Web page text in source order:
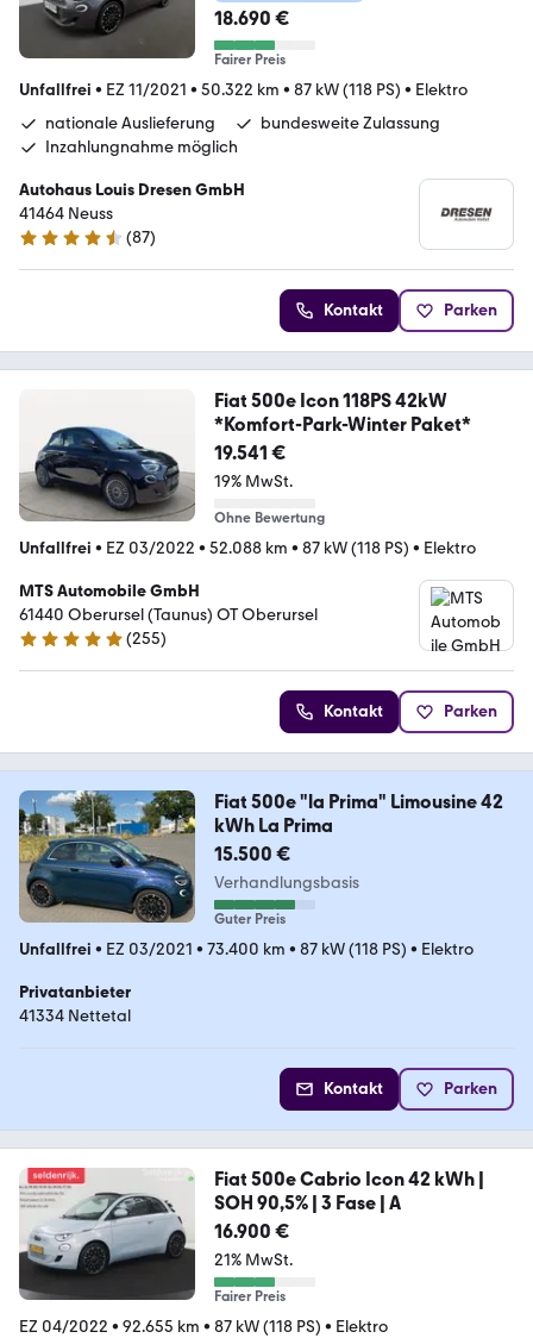
18.690 €
Fairer Preis
Unfallfrei • EZ 11/2021 • 50.322 km • 87 kW (118 PS) • Elektro
nationale Auslieferung
bundesweite Zulassung
Inzahlungnahme möglich
Autohaus Louis Dresen GmbH
41464 Neuss
4.3 Sterne
(87)
Kontakt Parken
Fiat 500e Icon 118PS 42kW
*Komfort-Park-Winter Paket*
19.541 €
19% MwSt.
Ohne Bewertung
Unfallfrei • EZ 03/2022 • 52.088 km • 87 kW (118 PS) • Elektro
MTS Automobile GmbH
61440 Oberursel (Taunus) OT Oberursel
5 Sterne
(255)
Kontakt Parken
Fiat 500e "la Prima" Limousine 42
kWh La Prima
15.500 €
Verhandlungsbasis
Guter Preis
Unfallfrei • EZ 03/2021 • 73.400 km • 87 kW (118 PS) • Elektro
Privatanbieter
41334 Nettetal
Kontakt Parken
Fiat 500e Cabrio Icon 42 kWh |
SOH 90,5% | 3 Fase | A
16.900 €
21% MwSt.
Fairer Preis
EZ 04/2022 • 92.655 km • 87 kW (118 PS) • Elektro